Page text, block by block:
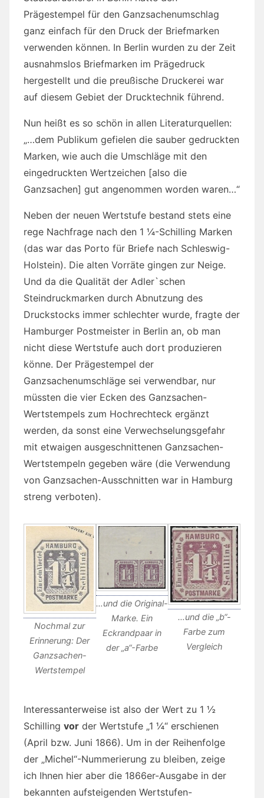
Prägestempel für den Ganzsachenumschlag
ganz einfach für den Druck der Briefmarken
verwenden können. In Berlin wurden zu der Zeit
ausnahmslos Briefmarken im Prägedruck
hergestellt und die preußische Druckerei war
auf diesem Gebiet der Drucktechnik führend.
Nun heißt es so schön in allen Literaturquellen:
„…dem Publikum gefielen die sauber gedruckten
Marken, wie auch die Umschläge mit den
eingedruckten Wertzeichen [also die
Ganzsachen] gut angenommen worden waren…“
Neben der neuen Wertstufe bestand stets eine
rege Nachfrage nach den 1 ¼-Schilling Marken
(das war das Porto für Briefe nach Schleswig-
Holstein). Die alten Vorräte gingen zur Neige.
Und da die Qualität der Adler`schen
Steindruckmarken durch Abnutzung des
Druckstocks immer schlechter wurde, fragte der
Hamburger Postmeister in Berlin an, ob man
nicht diese Wertstufe auch dort produzieren
könne. Der Prägestempel der
Ganzsachenumschläge sei verwendbar, nur
müssten die vier Ecken des Ganzsachen-
Wertstempels zum Hochrechteck ergänzt
werden, da sonst eine Verwechselungsgefahr
mit etwaigen ausgeschnittenen Ganzsachen-
Wertstempeln gegeben wäre (die Verwendung
von Ganzsachen-Ausschnitten war in Hamburg
streng verboten).
Nochmal zur
Erinnerung: Der
Ganzsachen-
Wertstempel
…und die Original-
Marke. Ein
Eckrandpaar in
der „a“-Farbe
…und die „b“-
Farbe zum
Vergleich
Interessanterweise ist also der Wert zu 1 ½
Schilling vor der Wertstufe „1 ¼“ erschienen
(April bzw. Juni 1866). Um in der Reihenfolge
der „Michel“-Nummerierung zu bleiben, zeige
ich Ihnen hier aber die 1866er-Ausgabe in der
bekannten aufsteigenden Wertstufen-